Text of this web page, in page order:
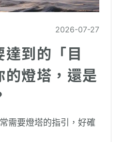
2026-07-27
到的「目
的燈塔，還是
需要燈塔的指引，好確